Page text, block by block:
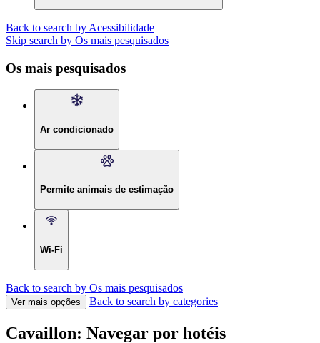
Back to search by Acessibilidade
Skip search by Os mais pesquisados
Os mais pesquisados
Ar condicionado
Permite animais de estimação
Wi-Fi
Back to search by Os mais pesquisados
Ver mais opções Back to search by categories
Cavaillon: Navegar por hotéis